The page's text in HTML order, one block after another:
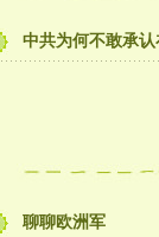
中共为何不敢承
聊聊欧洲军